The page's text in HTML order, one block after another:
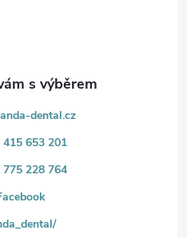
dental.cz
415 653 201
775 228 764